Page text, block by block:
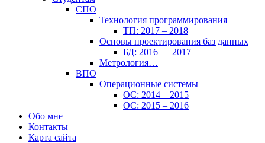
СПО
Технология программирования
ТП: 2017 – 2018
Основы проектирования баз данных
БД: 2016 — 2017
Метрология…
ВПО
Операционные системы
ОС: 2014 – 2015
ОС: 2015 – 2016
Обо мне
Контакты
Карта сайта